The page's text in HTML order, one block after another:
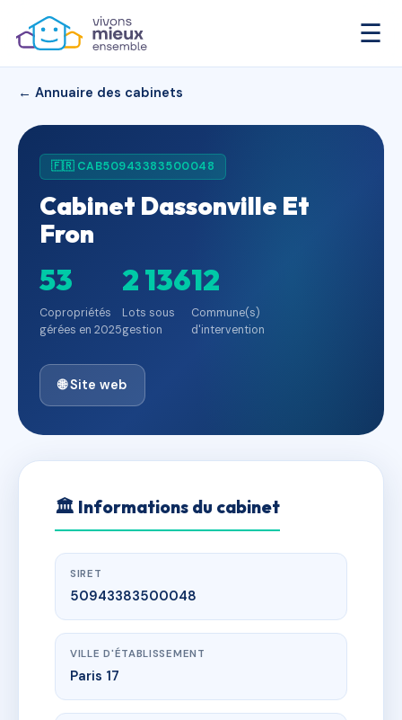
☰
← Annuaire des cabinets
🇫🇷 CAB50943383500048
Cabinet Dassonville Et
Fron
53
Copropriétés
gérées en 2025
2 136
Lots sous
gestion
12
Commune(s)
d'intervention
🌐 Site web
🏛 Informations du cabinet
SIRET
50943383500048
VILLE D'ÉTABLISSEMENT
Paris 17